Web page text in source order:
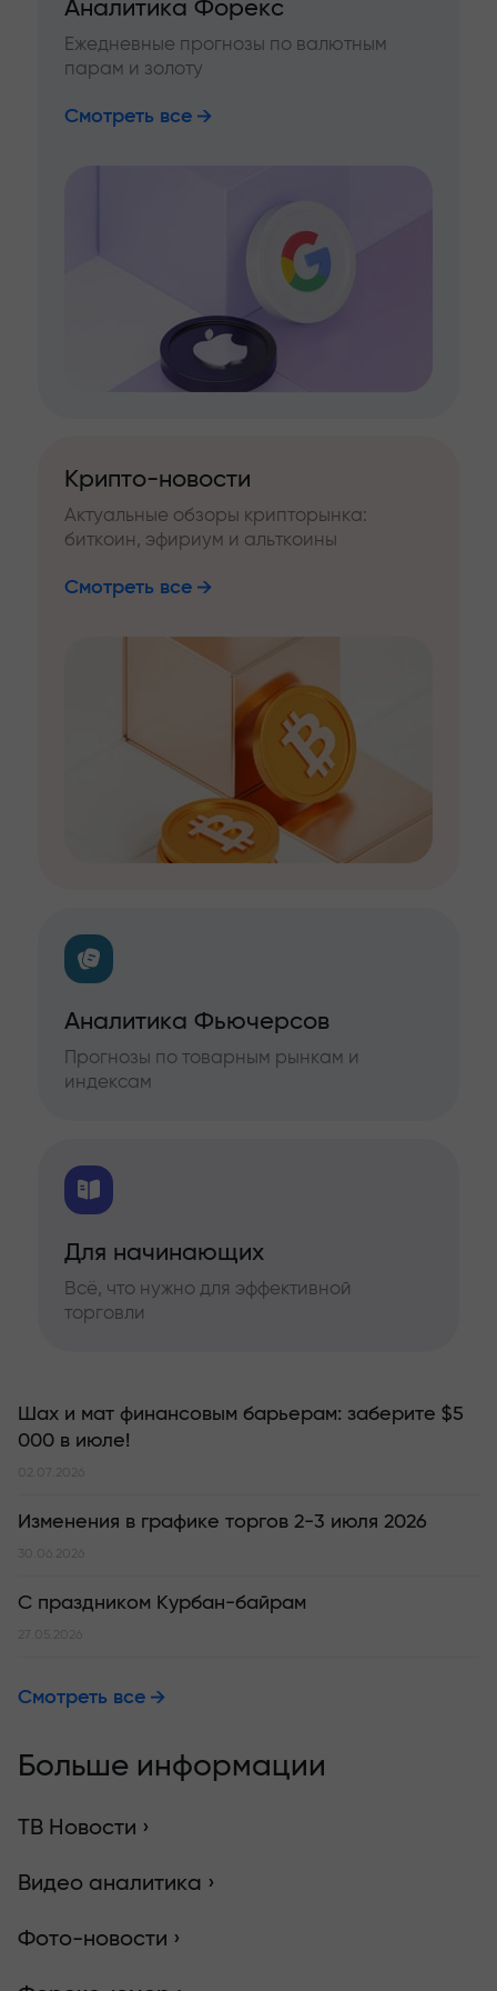
Аналитика Форекс
Ежедневные прогнозы по валютным
парам и золоту
Смотреть все
Крипто-новости
Актуальные обзоры крипторынка:
биткоин, эфириум и альткоины
Смотреть все
Аналитика Фьючерсов
Прогнозы по товарным рынкам и
индексам
Для начинающих
Всё, что нужно для эффективной
торговли
Шах и мат финансовым барьерам: заберите $5
000 в июле!
02.07.2026
Изменения в графике торгов 2-3 июля 2026
30.06.2026
С праздником Курбан-байрам
27.05.2026
Смотреть все
Больше информации
ТВ Новости ›
Видео аналитика ›
Фото-новости ›